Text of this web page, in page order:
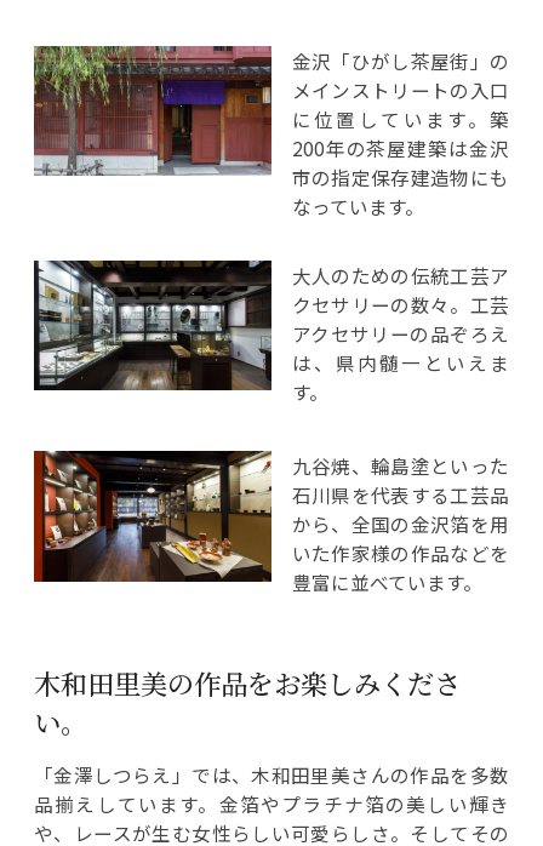
金沢「ひがし茶屋街」の
メインストリートの入口
に位置しています。築
200年の茶屋建築は金沢
市の指定保存建造物にも
なっています。
大人のための伝統工芸ア
クセサリーの数々。工芸
アクセサリーの品ぞろえ
は、県内髄一といえま
す。
九谷焼、輪島塗といった
石川県を代表する工芸品
から、全国の金沢箔を用
いた作家様の作品などを
豊富に並べています。
木和田里美の作品をお楽しみくださ
い。
「金澤しつらえ」では、木和田里美さんの作品を多数
品揃えしています。金箔やプラチナ箔の美しい輝き
や、レースが生む女性らしい可愛らしさ。そしてその